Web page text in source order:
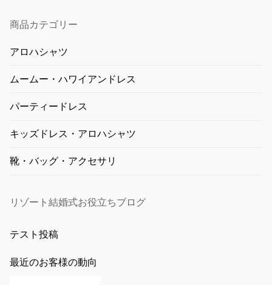
商品カテゴリー
アロハシャツ
ムームー・ハワイアンドレス
パーティードレス
キッズドレス・アロハシャツ
靴・バッグ・アクセサリ
リゾート結婚式お役立ちブログ
テスト投稿
最近のお客様の動向